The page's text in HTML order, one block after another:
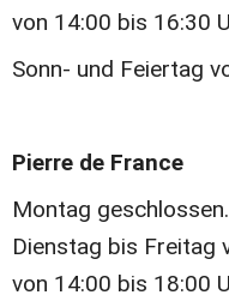
von 14:00 bis 16:30
Sonn- und Feiertag
Pierre de France
Montag geschlossen.
Dienstag bis Freitag
von 14:00 bis 18:00